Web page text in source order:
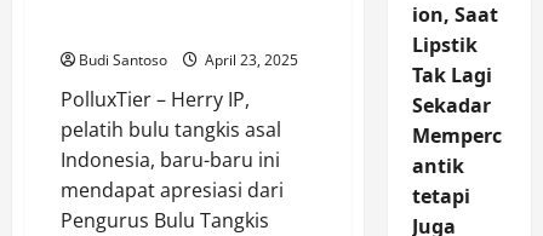
dari
Thailand
di
Final
SEA
Games
2025
Budi Santoso April 23, 2025
PolluxTier – Herry IP,
pelatih bulu tangkis asal
Indonesia, baru-baru ini
mendapat apresiasi dari
Pengurus Bulu Tangkis
ion, Saat
Lipstik
Tak Lagi
Sekadar
Memperc
antik
tetapi
Juga